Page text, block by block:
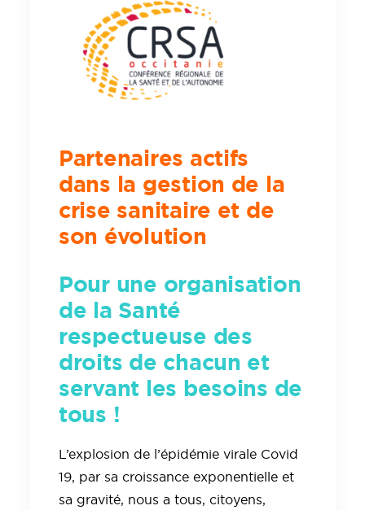
Partenaires actifs
dans la gestion de la
crise sanitaire et de
son évolution
Pour une organisation
de la Santé
respectueuse des
droits de chacun et
servant les besoins de
tous !
L’explosion de l’épidémie virale Covid
19, par sa croissance exponentielle et
sa gravité, nous a tous, citoyens,